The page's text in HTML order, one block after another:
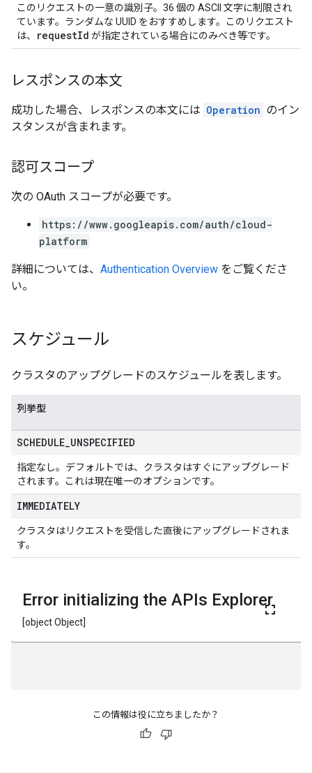
このリクエストの一意の識別子。36 個の ASCII 文字に制限され
ています。ランダムな UUID をおすすめします。このリクエスト
は、
requestId が指定されている場合にのみべき等です。
レスポンスの本文
成功した場合、レスポンスの本文には Operation のイン
スタンスが含まれます。
認可スコープ
次の OAuth スコープが必要です。
https://www.googleapis.com/auth/cloud-
platform
詳細については、 Authentication Overview をご覧くださ
い。
スケジュール
クラスタのアップグレードのスケジュールを表します。
列挙型
SCHEDULE UNSPECIFIED
指定なし。デフォルトでは、クラスタはすぐにアップグレード
されます。これは現在唯一のオプションです。
IMMEDIATELY
クラスタはリクエストを受信した直後にアップグレードされま
す。
この情報は役に立ちましたか？